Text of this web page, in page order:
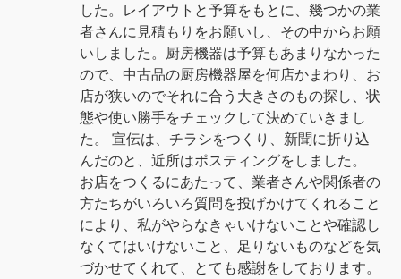
した。レイアウトと予算をもとに、幾つかの業
者さんに見積もりをお願いし、その中からお願
いしました。厨房機器は予算もあまりなかった
ので、中古品の厨房機器屋を何店かまわり、お
店が狭いのでそれに合う大きさのもの探し、状
態や使い勝手をチェックして決めていきまし
た。 宣伝は、チラシをつくり、新聞に折り込
んだのと、近所はポスティングをしました。
お店をつくるにあたって、業者さんや関係者の
方たちがいろいろ質問を投げかけてくれること
により、私がやらなきゃいけないことや確認し
なくてはいけないこと、足りないものなどを気
づかせてくれて、とても感謝をしております。